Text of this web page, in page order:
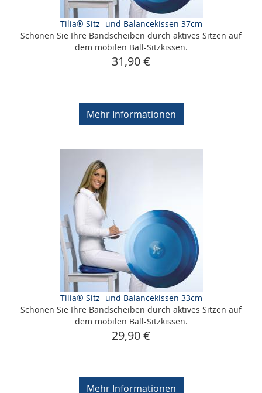
Tilia® Sitz- und Balancekissen 37cm
Schonen Sie Ihre Bandscheiben durch aktives Sitzen auf
dem mobilen Ball-Sitzkissen.
31,90 €
Mehr Informationen
Tilia® Sitz- und Balancekissen 33cm
Schonen Sie Ihre Bandscheiben durch aktives Sitzen auf
dem mobilen Ball-Sitzkissen.
29,90 €
Mehr Informationen